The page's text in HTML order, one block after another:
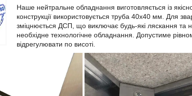
Наше нейтральне обладнання виготовляється із
конструкції використовується труба 40х40 мм. Для
зміцнюється ДСП, що виключає будь-які ляскання та
необхідне технологічне обладнання. Допустиме
відрегулювати по висоті.